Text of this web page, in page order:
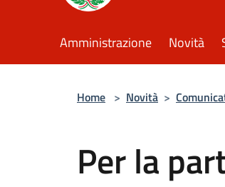
Amministrazione Novità
Home > Novità >
Per la